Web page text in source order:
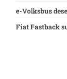
e-Volksbus
Fiat Fastback